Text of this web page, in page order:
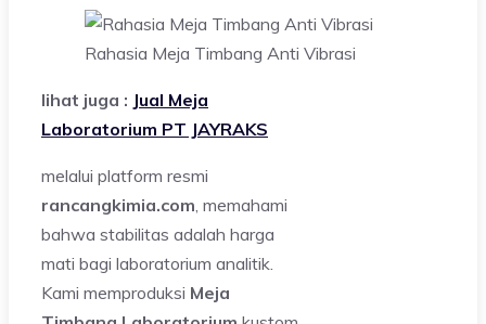
Rahasia Meja Timbang Anti Vibrasi
lihat juga : Jual Meja
Laboratorium PT JAYRAKS
melalui platform resmi
rancangkimia.com, memahami
bahwa stabilitas adalah harga
mati bagi laboratorium analitik.
Kami memproduksi Meja